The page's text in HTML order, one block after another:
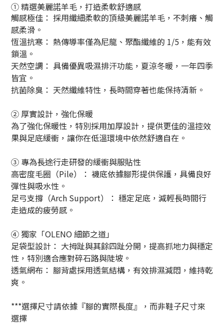
① 精選美麗諾羊毛，打造柔軟舒適感
觸感極佳： 採用纖細柔軟的頂級美麗諾羊毛，不刺癢、觸
感柔滑。
恆溫抗寒： 熱傳導率僅為尼龍、聚酯纖維的 1/5，能有效
鎖溫。
天然空調： 具備優異吸濕排汗功能，夏涼冬暖，一年四季
皆宜。
抗菌除臭： 天然纖維特性，長時間穿著也能保持清新。
② 厚實設計，強化保暖
為了強化保暖性，特別採用加厚設計，提供更佳的溫控效
果與足底緩衝，讓你在低溫環境中依然舒適自在。
③ 專為長途行走研發的緩衝與服貼性
高密度毛圈（Pile）： 襪底依據腳形提供保護，具備良好
彈性與吸水性。
足弓支撐（Arch Support）： 穩定足底，減輕長時間行
走造成的疲勞感。
④ 獨家「OLENO 細節之道」
足袋型設計： 大拇趾與其餘四趾分開，提高抓地力與穩定
性，特別適合應對碎石路與陡坡。
透氣網布： 腳背處採用透氣結構，有效排濕減悶，維持乾
爽。
***選擇尺寸請依據『腳的實際長度』，而非鞋子尺寸來
選擇